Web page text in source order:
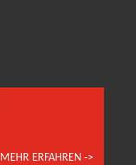
MEHR ERFAHREN ->